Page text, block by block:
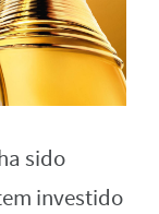
sido
investido